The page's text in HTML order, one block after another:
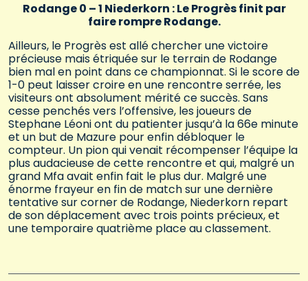
Rodange 0 – 1 Niederkorn : Le Progrès finit par
faire rompre Rodange.
Ailleurs, le Progrès est allé chercher une victoire
précieuse mais étriquée sur le terrain de Rodange
bien mal en point dans ce championnat. Si le score de
1-0 peut laisser croire en une rencontre serrée, les
visiteurs ont absolument mérité ce succès. Sans
cesse penchés vers l’offensive, les joueurs de
Stephane Léoni ont du patienter jusqu’à la 66e minute
et un but de Mazure pour enfin débloquer le
compteur. Un pion qui venait récompenser l’équipe la
plus audacieuse de cette rencontre et qui, malgré un
grand Mfa avait enfin fait le plus dur. Malgré une
énorme frayeur en fin de match sur une dernière
tentative sur corner de Rodange, Niederkorn repart
de son déplacement avec trois points précieux, et
une temporaire quatrième place au classement.